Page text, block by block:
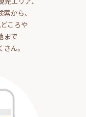
から、
ころや
まで
ん。